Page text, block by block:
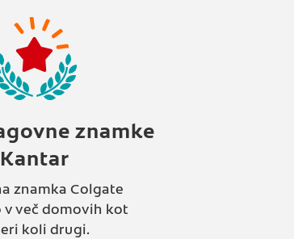
znamke
Kantar
znamka Colgate
v več domovih kot
koli drugi.